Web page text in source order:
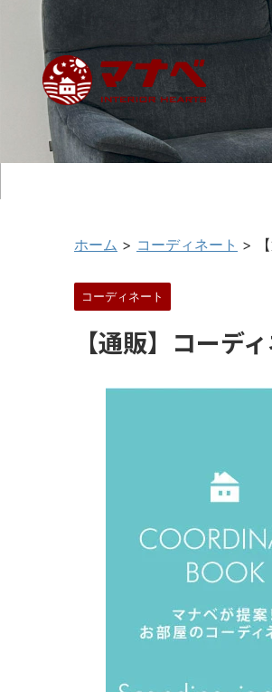
ホーム > コーディネート >
コーディネート
【通販】コーデ